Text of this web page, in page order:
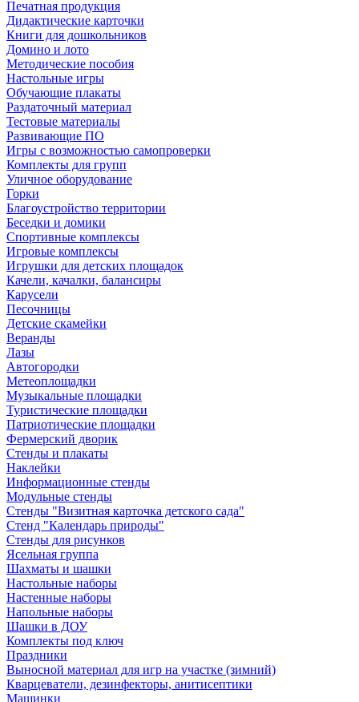
Печатная продукция
Дидактические карточки
Книги для дошкольников
Домино и лото
Методические пособия
Настольные игры
Обучающие плакаты
Раздаточный материал
Тестовые материалы
Развивающие ПО
Игры с возможностью самопроверки
Комплекты для групп
Уличное оборудование
Горки
Благоустройство территории
Беседки и домики
Спортивные комплексы
Игровые комплексы
Игрушки для детских площадок
Качели, качалки, балансиры
Карусели
Песочницы
Детские скамейки
Веранды
Лазы
Автогородки
Метеоплощадки
Музыкальные площадки
Туристические площадки
Патриотические площадки
Фермерский дворик
Стенды и плакаты
Наклейки
Информационные стенды
Модульные стенды
Стенды "Визитная карточка детского сада"
Стенд "Календарь природы"
Стенды для рисунков
Ясельная группа
Шахматы и шашки
Настольные наборы
Настенные наборы
Напольные наборы
Шашки в ДОУ
Комплекты под ключ
Праздники
Выносной материал для игр на участке (зимний)
Кварцеватели, дезинфекторы, анитисептики
Машинки